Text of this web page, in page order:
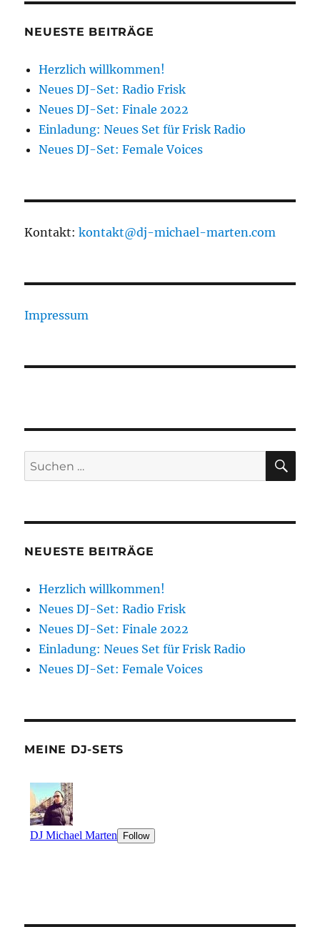
NEUESTE BEITRÄGE
Herzlich willkommen!
Neues DJ-Set: Radio Frisk
Neues DJ-Set: Finale 2022
Einladung: Neues Set für Frisk Radio
Neues DJ-Set: Female Voices
Kontakt:kontakt@dj-michael-marten.com
Impressum
Suchen
nach:
NEUESTE BEITRÄGE
Herzlich willkommen!
Neues DJ-Set: Radio Frisk
Neues DJ-Set: Finale 2022
Einladung: Neues Set für Frisk Radio
Neues DJ-Set: Female Voices
MEINE DJ-SETS